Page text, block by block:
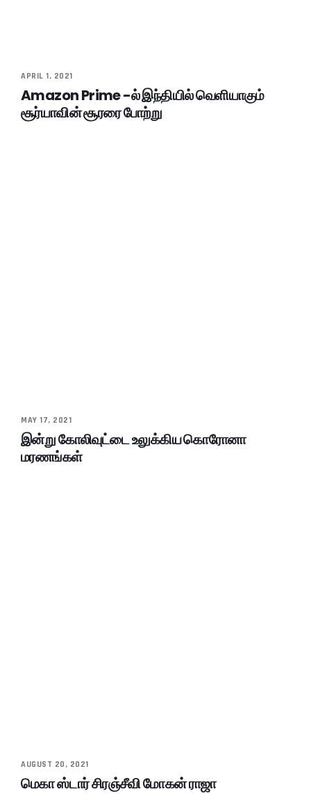
APRIL 1, 2021
Amazon Prime -ல் இந்தியில் வெளியாகும்
சூர்யாவின் சூரரை போற்று
MAY 17, 2021
இன்று கோலிவுட்டை உலுக்கிய கொரோனா
மரணங்கள்
AUGUST 20, 2021
மெகா ஸ்டார் சிரஞ்சீவி மோகன் ராஜா